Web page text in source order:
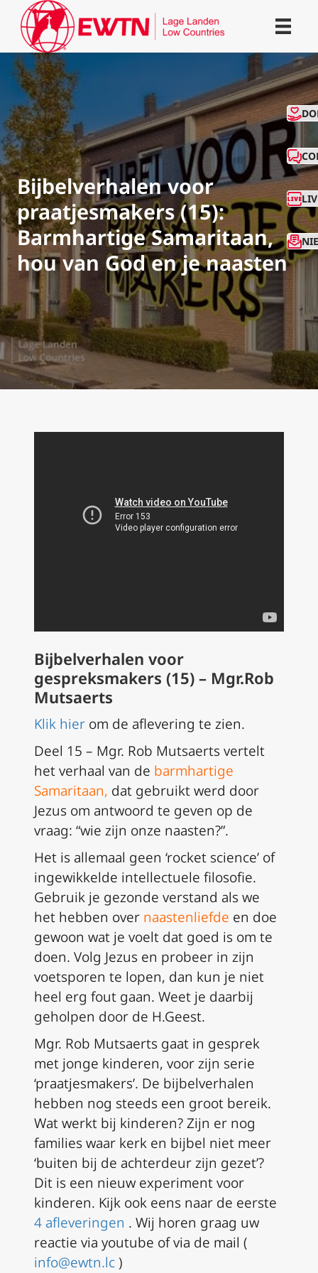
Bijbelverhalen voor
praatjesmakers (15):
Barmhartige Samaritaan,
hou van God en je naasten
Bijbelverhalen voor
gespreksmakers (15) – Mgr.Rob
Mutsaerts
Klik hier om de aflevering te zien.
Deel 15 – Mgr. Rob Mutsaerts vertelt
het verhaal van de barmhartige
Samaritaan, dat gebruikt werd door
Jezus om antwoord te geven op de
vraag: “wie zijn onze naasten?”.
Het is allemaal geen ‘rocket science’ of
ingewikkelde intellectuele filosofie.
Gebruik je gezonde verstand als we
het hebben over naastenliefde en doe
gewoon wat je voelt dat goed is om te
doen. Volg Jezus en probeer in zijn
voetsporen te lopen, dan kun je niet
heel erg fout gaan. Weet je daarbij
geholpen door de H.Geest.
Mgr. Rob Mutsaerts gaat in gesprek
met jonge kinderen, voor zijn serie
‘praatjesmakers’. De bijbelverhalen
hebben nog steeds een groot bereik.
Wat werkt bij kinderen?Zijn er nog
families waar kerk en bijbel niet meer
‘buiten bij de achterdeur zijn gezet’?
Dit is een nieuw experiment voor
kinderen. Kijk ook eens naar de eerste
4 afleveringen . Wij horen graag uw
reactie via youtube of via de mail (
info@ewtn.lc)